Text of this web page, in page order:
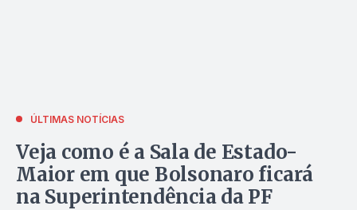
ÚLTIMAS NOTÍCIAS
Veja como é a Sala de Estado-
Maior em que Bolsonaro ficará
na Superintendência da PF